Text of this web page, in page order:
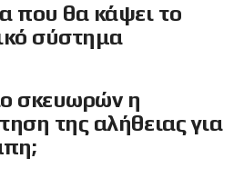
που θα κάψει το
σύστημα
σκευωρών η
της αλήθειας για